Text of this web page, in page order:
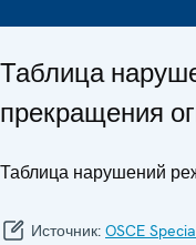
Таблица
прекращения
Таблица нарушений
Источник: OSCE